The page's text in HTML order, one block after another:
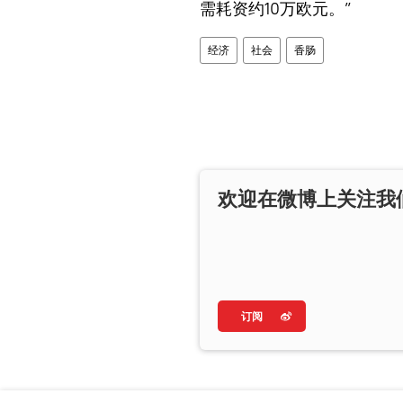
需耗资约10万欧元。”
经济 社会 香肠
欢迎在微博上关注
订阅